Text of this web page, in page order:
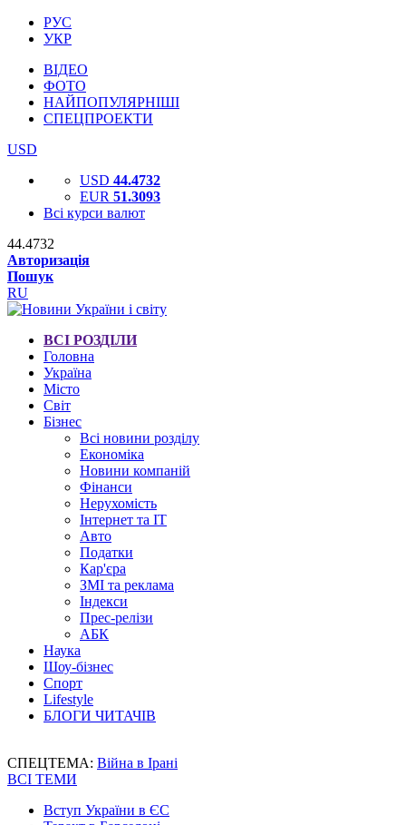
РУС
УКР
ВІДЕО
ФОТО
НАЙПОПУЛЯРНІШІ
СПЕЦПРОЕКТИ
USD
USD 44.4732
EUR 51.3093
Всі курси валют
44.4732
Авторизація
Пошук
RU
ВСІ РОЗДІЛИ
Головна
Україна
Місто
Світ
Бізнес
Всі новини розділу
Економіка
Новини компаній
Фінанси
Нерухомість
Інтернет та IT
Авто
Податки
Кар'єра
ЗМІ та реклама
Індекси
Прес-релізи
АБК
Наука
Шоу-бізнес
Спорт
Lifestyle
БЛОГИ ЧИТАЧІВ
СПЕЦТЕМА: Війна в Ірані
ВСІ ТЕМИ
Вступ України в ЄС